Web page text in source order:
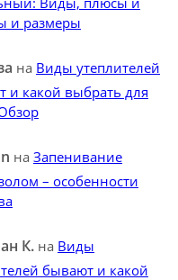
и размеры
на Виды утеплителей
и какой выбрать для
на Запенивание
– особенности
К. на Виды
бывают и какой